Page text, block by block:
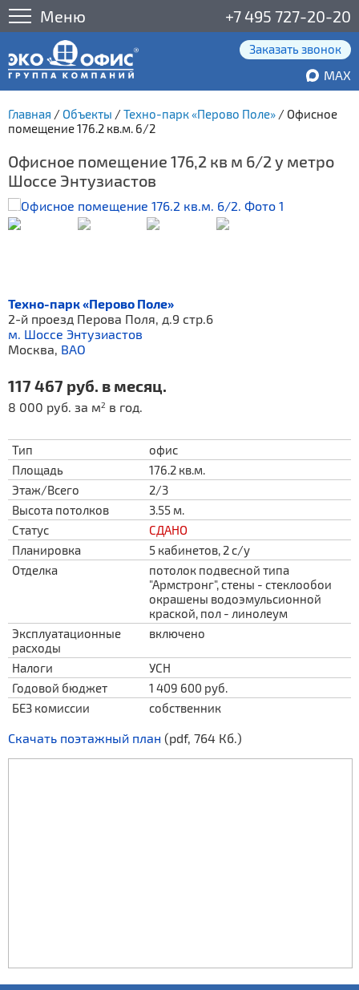
Меню +7 495 727-20-20
Заказать звонок
MAX
Главная / Объекты /Техно-парк «Перово Поле» / Офисное
помещение 176.2 кв.м. 6/2
Офисное помещение 176,2 кв м 6/2 у метро
Шоссе Энтузиастов
Техно-парк «Перово Поле»
2-й проезд Перова Поля, д.9 стр.6
м. Шоссе Энтузиастов
Москва, ВАО
117 467 руб. в месяц.
8 000 руб. за м2 в год.
Тип
офис
Площадь
176.2 кв.м.
Этаж/Всего
2/3
Высота потолков
3.55 м.
Статус
СДАНО
Планировка
5 кабинетов, 2 с/у
Отделка
потолок подвесной типа
"Армстронг", стены - стеклообои
окрашены водоэмульсионной
краской, пол - линолеум
Эксплуатационные
расходы
включено
Налоги
УСН
Годовой бюджет
1 409 600 руб.
БЕЗ комиссии
собственник
Скачать поэтажный план (pdf, 764 Кб.)